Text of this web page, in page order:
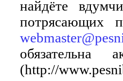
найдёте
потрясающих
(http://